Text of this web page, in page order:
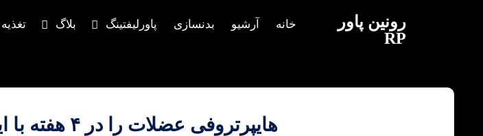
رونین پاور
RP
خانه آرشیو بدنسازی پاورلیفتینگ بلاگ
هایپرتروفی عضلات را در ۴ هفته با این ۷ تکنیک حرفه‌ای کشف کنید